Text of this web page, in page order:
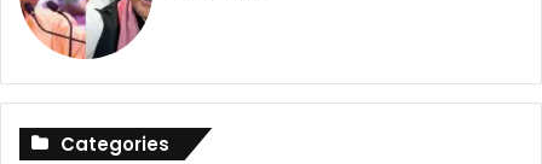
Categories